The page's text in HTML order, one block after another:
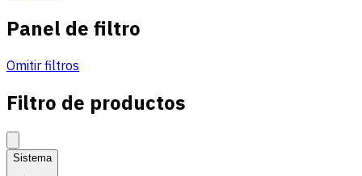
Panel de filtro
Omitir filtros
Filtro de productos
Sistema